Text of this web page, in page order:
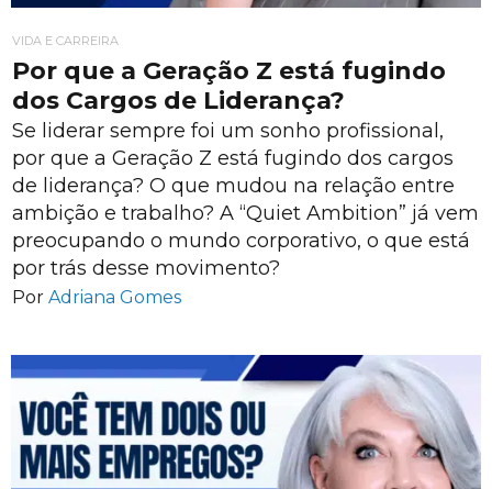
VIDA E CARREIRA
Por que a Geração Z está fugindo
dos Cargos de Liderança?
Se liderar sempre foi um sonho profissional,
por que a Geração Z está fugindo dos cargos
de liderança? O que mudou na relação entre
ambição e trabalho? A “Quiet Ambition” já vem
preocupando o mundo corporativo, o que está
por trás desse movimento?
Por Adriana Gomes